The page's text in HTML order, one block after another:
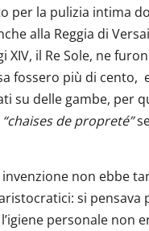
per la pulizia intima
alla Reggia di
XIV, il Re Sole, ne
fossero più di cento,
su delle gambe, per
“chaises de propreté”
non ebbe
si pensava
personale non